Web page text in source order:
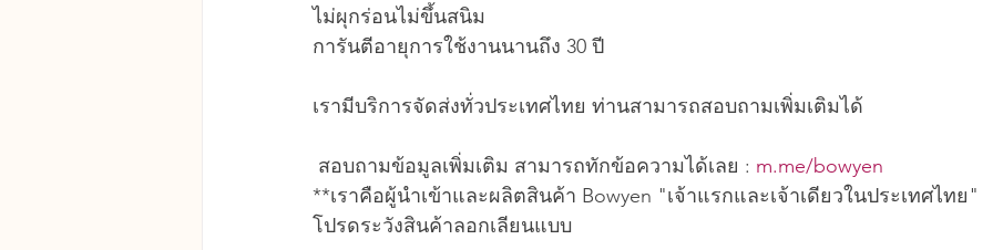
ไม่ผุกร่อนไม่ขึ้นสนิม
การันตีอายุการใช้งานนานถึง 30 ปี
เรามีบริการจัดส่งทั่วประเทศไทย ท่านสามารถสอบถามเพิ่มเติมได้
สอบถามข้อมูลเพิ่มเติม สามารถทักข้อความได้เลย : m.me/bowyen
**เราคือผู้นำเข้าและผลิตสินค้า Bowyen "เจ้าแรกและเจ้าเดียวในประเทศไทย"
โปรดระวังสินค้าลอกเลียนแบบ